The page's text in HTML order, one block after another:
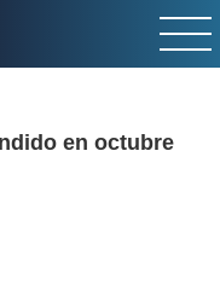
en octubre